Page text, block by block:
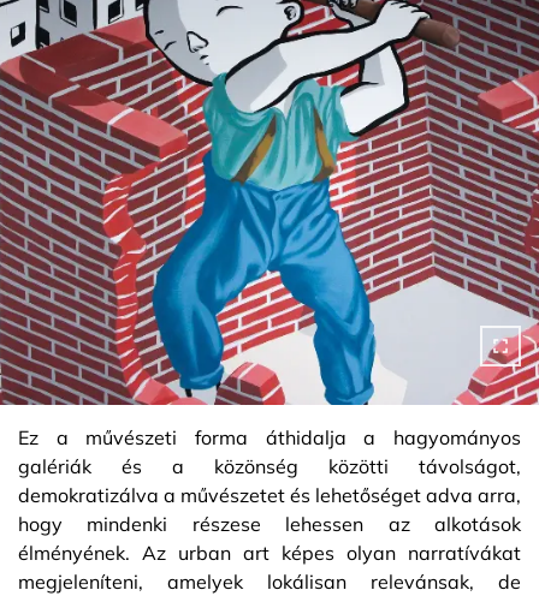
Ez a művészeti forma áthidalja a hagyományos
galériák és a közönség közötti távolságot,
demokratizálva a művészetet és lehetőséget adva arra,
hogy mindenki részese lehessen az alkotások
élményének. Az urban art képes olyan narratívákat
megjeleníteni, amelyek lokálisan relevánsak, de